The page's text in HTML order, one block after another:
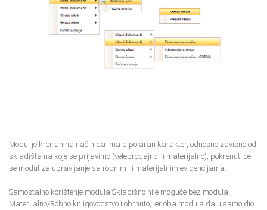
Modul je kreiran na način da ima bipolaran karakter, odnosno zavisno od
skladišta na koje se prijavimo (veleprodajno ili materijalno), pokrenuti će
se modul za upravljanje sa robnim ili materijalnim evidencijama.
Samostalno korištenje modula Skladišno nije moguće bez modula
Materijalno/Robno knjigovodstvo i obrnuto, jer oba modula daju samo dio